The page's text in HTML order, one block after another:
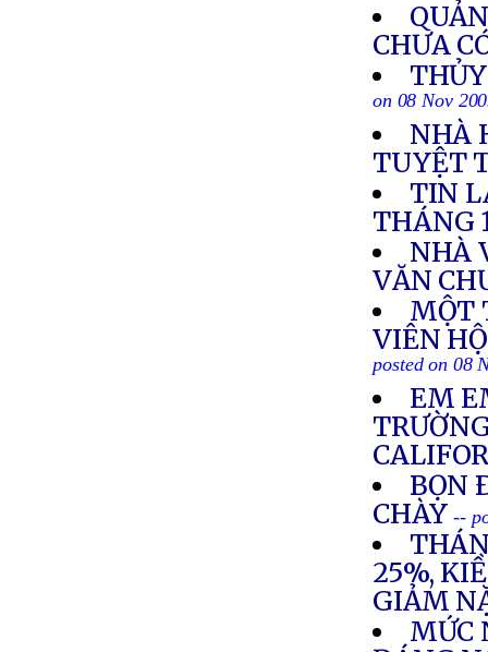
CHƯA
on 08 Nov
NHÀ
TUYỆT
TIN
THÁNG
NHÀ
VĂN
MỘT
VIÊN
posted on 08
EM
BỌN
CHÀY --
25%,
GIẢM
MỨC